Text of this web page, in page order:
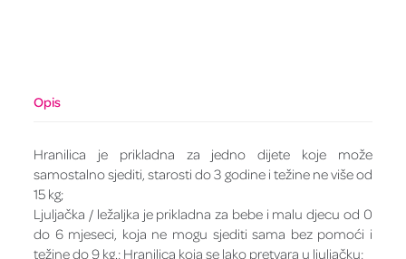
Opis
Hranilica je prikladna za jedno dijete koje može
samostalno sjediti, starosti do 3 godine i težine ne više od
15 kg;
Ljuljačka / ležaljka je prikladna za bebe i malu djecu od 0
do 6 mjeseci, koja ne mogu sjediti sama bez pomoći i
težine do 9 kg.; Hranilica koja se lako pretvara u ljuljačku;